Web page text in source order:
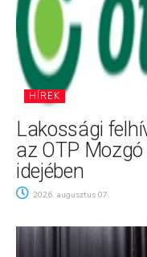
HÍREK
Lakossági
az OTP
idejében
2026. augusztus 07.